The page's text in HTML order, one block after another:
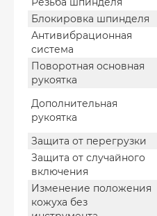
Резьба шпинделя
Блокировка шпинделя
Антивибрационная
система
Поворотная основная
рукоятка
Дополнительная
рукоятка
Защита от перегрузки
Защита от случайного
включения
Изменение положения
кожуха без